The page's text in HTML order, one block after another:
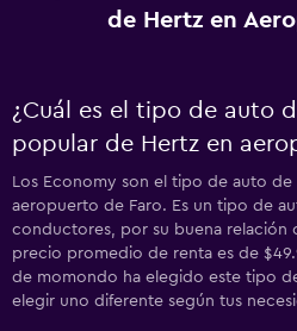
de Hertz en
¿Cuál es el tipo de auto
popular de Hertz en
Los Economy son el tipo de auto
aeropuerto de Faro. Es un tipo de
conductores, por su buena relación
precio promedio de renta es de
de momondo ha elegido este tipo
elegir uno diferente según tus